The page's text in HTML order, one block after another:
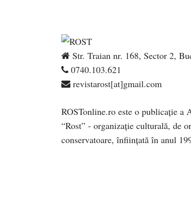
Str. Traian nr. 168, Sector 2,
0740.103.621
revistarost[at]gmail.com
ROSTonline.ro este o publicaţie a
“Rost” - organizaţie culturală, de
conservatoare, înfiinţată în anul